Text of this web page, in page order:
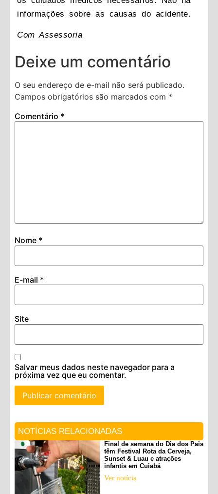
informações sobre as causas do acidente.
Com Assessoria
Deixe um comentário
O seu endereço de e-mail não será publicado.
Campos obrigatórios são marcados com *
Comentário *
Nome *
E-mail *
Site
Salvar meus dados neste navegador para a
próxima vez que eu comentar.
NOTÍCIAS RELACIONADAS
Final de semana do Dia dos Pais
têm Festival Rota da Cerveja,
Sunset & Luau e atrações
infantis em Cuiabá
Ver notícia